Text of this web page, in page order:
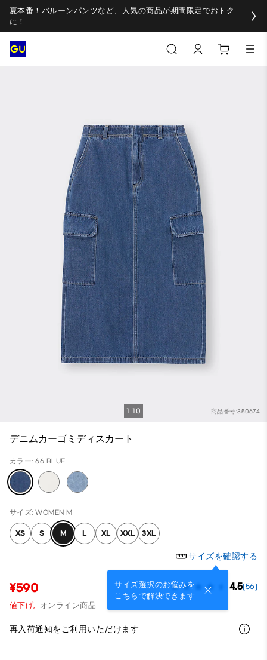
夏本番！バルーンパンツなど、人気の商品が期間限定でおトク
に！
商品番号:350674
1 10
デニムカーゴミディスカート
カラー: 66 BLUE
サイズ: WOMEN M
XS S M L XL XXL 3XL
サイズを確認する
サイズ選択のお悩みを
こちらで解決できます
¥590 4.5(56)
値下げ, オンライン商品
再入荷通知をご利用いただけます